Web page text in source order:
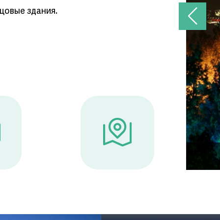
здания.
Павильон Циванлоу